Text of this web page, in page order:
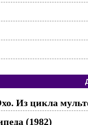
Из цикла
(1982)